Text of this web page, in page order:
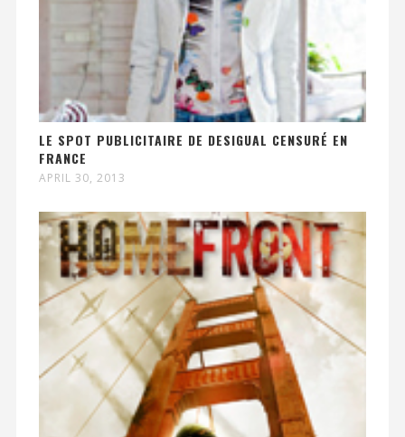
LE SPOT PUBLICITAIRE DE DESIGUAL CENSURÉ EN
FRANCE
APRIL 30, 2013